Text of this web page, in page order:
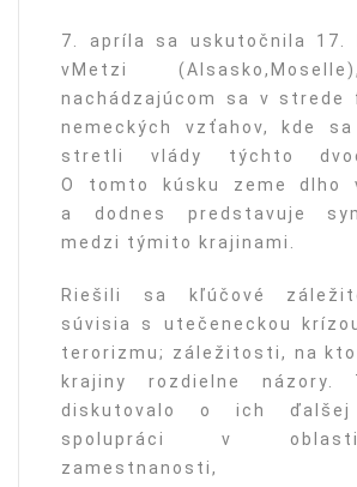
7. apríla sa uskutočnila 17.
vMetzi
nachádzajúcom sa v strede
nemeckých vzťahov, kde sa
stretli vlády týchto
O tomto kúsku zeme dlho
a dodnes predstavuje
medzi týmito krajinami.
Riešili sa kľúčové
súvisia s utečeneckou
terorizmu; záležitosti, na
krajiny rozdielne názory.
diskutovalo o ich ďalšej
spolupráci v
zamestnanosti,